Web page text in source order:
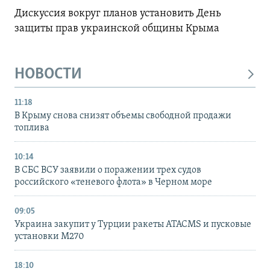
Дискуссия вокруг планов установить День
защиты прав украинской общины Крыма
НОВОСТИ
11:18
В Крыму снова снизят объемы свободной продажи
топлива
10:14
В СБС ВСУ заявили о поражении трех судов
российского «теневого флота» в Черном море
09:05
Украина закупит у Турции ракеты ATACMS и пусковые
установки M270
18:10